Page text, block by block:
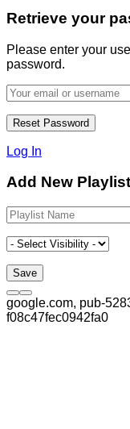
Retrieve your
Please enter your
password.
Log In
Add New Playlist
google.com, pub-
f08c47fec0942fa0